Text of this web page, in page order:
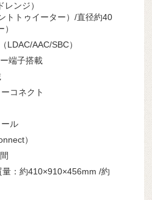
レンジ）
トトゥイーター）/直径約40
LDAC/AAC/SBC）
端子搭載
コネクト
ル
）
：約410×910×456mm /約